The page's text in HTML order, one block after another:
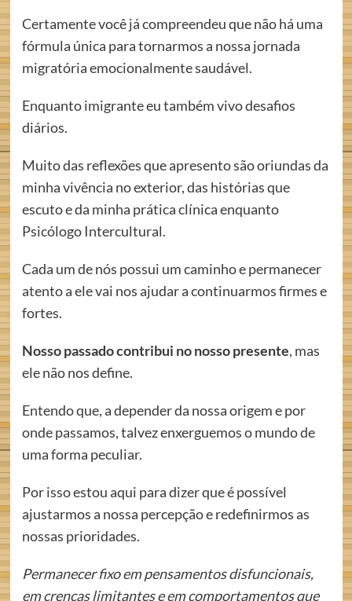
Certamente você já compreendeu que não há uma
fórmula única para tornarmos a nossa jornada
migratória emocionalmente saudável.
Enquanto imigrante eu também vivo desafios
diários.
Muito das reflexões que apresento são oriundas da
minha vivência no exterior, das histórias que
escuto e da minha prática clínica enquanto
Psicólogo Intercultural.
Cada um de nós possui um caminho e permanecer
atento a ele vai nos ajudar a continuarmos firmes e
fortes.
Nosso passado contribui no nosso presente, mas
ele não nos define.
Entendo que, a depender da nossa origem e por
onde passamos, talvez enxerguemos o mundo de
uma forma peculiar.
Por isso estou aqui para dizer que é possível
ajustarmos a nossa percepção e redefinirmos as
nossas prioridades.
Permanecer fixo em pensamentos disfuncionais,
em crenças limitantes e em comportamentos que